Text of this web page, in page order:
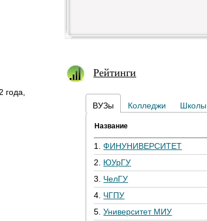
Рейтинги
ВУЗы Колледжи Школы
Название
1.ФИНУНИВЕРСИТЕТ
2. ЮУрГУ
3. ЧелГУ
4. ЧГПУ
5.Университет МИУ